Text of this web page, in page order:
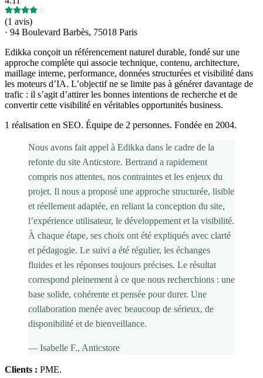
(1 avis)
· 94 Boulevard Barbès, 75018 Paris
Edikka conçoit un référencement naturel durable, fondé sur une
approche complète qui associe technique, contenu, architecture,
maillage interne, performance, données structurées et visibilité dans
les moteurs d’IA. L’objectif ne se limite pas à générer davantage de
trafic : il s’agit d’attirer les bonnes intentions de recherche et de
convertir cette visibilité en véritables opportunités business.
1 réalisation en SEO. Équipe de 2 personnes. Fondée en 2004.
Nous avons fait appel à Edikka dans le cadre de la
refonte du site Anticstore. Bertrand a rapidement
compris nos attentes, nos contraintes et les enjeux du
projet. Il nous a proposé une approche structurée, lisible
et réellement adaptée, en reliant la conception du site,
l’expérience utilisateur, le développement et la visibilité.
À chaque étape, ses choix ont été expliqués avec clarté
et pédagogie. Le suivi a été régulier, les échanges
fluides et les réponses toujours précises. Le résultat
correspond pleinement à ce que nous recherchions : une
base solide, cohérente et pensée pour durer. Une
collaboration menée avec beaucoup de sérieux, de
disponibilité et de bienveillance.
— Isabelle F., Anticstore
Clients : PME.